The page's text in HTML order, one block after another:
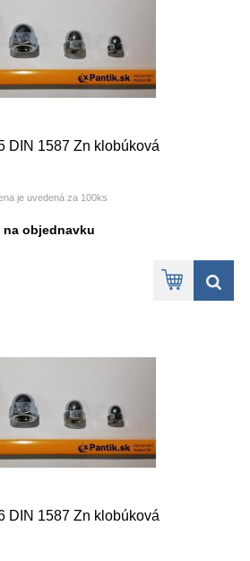
DIN 1587 Zn klobúková
je uvedená za 100ks
na objednavku
DIN 1587 Zn klobúková